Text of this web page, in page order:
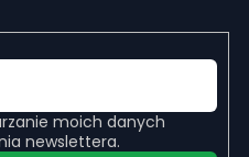
moich danych
newslettera.